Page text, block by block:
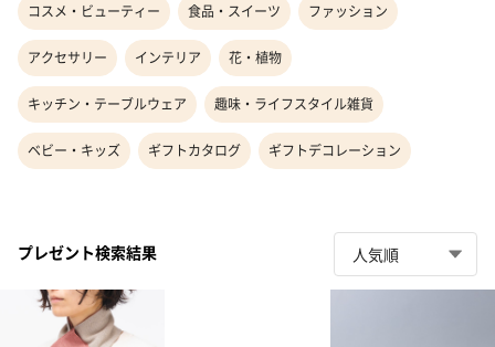
コスメ・ビューティー 食品・スイーツ ファッション
アクセサリー インテリア 花・植物
キッチン・テーブルウェア 趣味・ライフスタイル雑貨
ベビー・キッズ ギフトカタログ ギフトデコレーション
プレゼント検索結果